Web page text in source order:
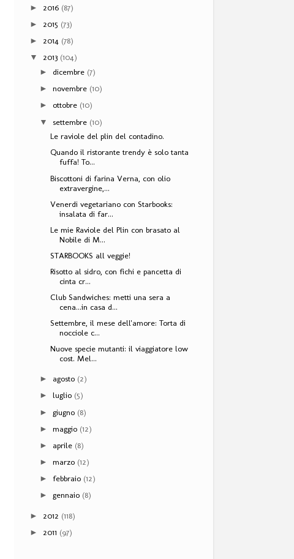
► 2016 (87)
► 2015 (73)
► 2014 (78)
▼ 2013 (104)
► dicembre (7)
►novembre (10)
► ottobre (10)
▼ settembre (10)
Le raviole del plin del contadino.
Quando il ristorante trendy è solo tanta
fuffa! To...
Biscottoni di farina Verna, con olio
extravergine,...
Venerdi vegetariano con Starbooks:
insalata di far...
Le mie Raviole del Plin con brasato al
Nobile di M...
STARBOOKS all veggie!
Risotto al sidro, con fichi e pancetta di
cinta cr...
Club Sandwiches: metti una sera a
cena...in casa d...
Settembre, il mese dell'amore: Torta di
nocciole c...
Nuove specie mutanti: il viaggiatore low
cost. Mel...
► agosto (2)
►luglio (5)
► giugno (8)
►maggio (12)
► aprile (8)
►marzo (12)
►febbraio (12)
► gennaio (8)
► 2012 (118)
► 2011 (97)